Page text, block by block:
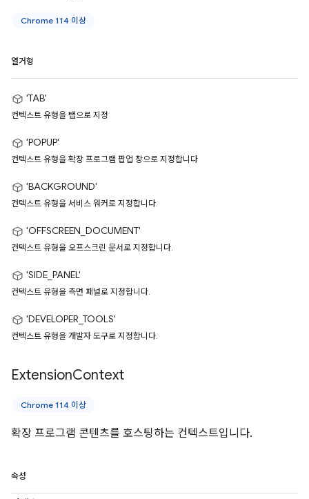
Chrome 114 이상
열거형
'TAB'
컨텍스트 유형을 탭으로 지정
'POPUP'
컨텍스트 유형을 확장 프로그램 팝업 창으로 지정합니다
'BACKGROUND'
컨텍스트 유형을 서비스 워커로 지정합니다.
'OFFSCREEN_DOCUMENT'
컨텍스트 유형을 오프스크린 문서로 지정합니다.
'SIDE_PANEL'
컨텍스트 유형을 측면 패널로 지정합니다.
'DEVELOPER_TOOLS'
컨텍스트 유형을 개발자 도구로 지정합니다.
ExtensionContext
Chrome 114 이상
확장 프로그램 콘텐츠를 호스팅하는 컨텍스트입니다.
속성